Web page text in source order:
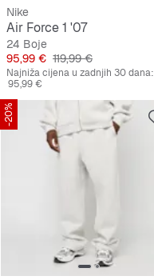
Nike
Air Force 1 '07
24 Boje
Cijena
95,99 € Originalna cijena
119,99 €
Najniža cijena u zadnjih 30 dana:
95,99 €
-20%